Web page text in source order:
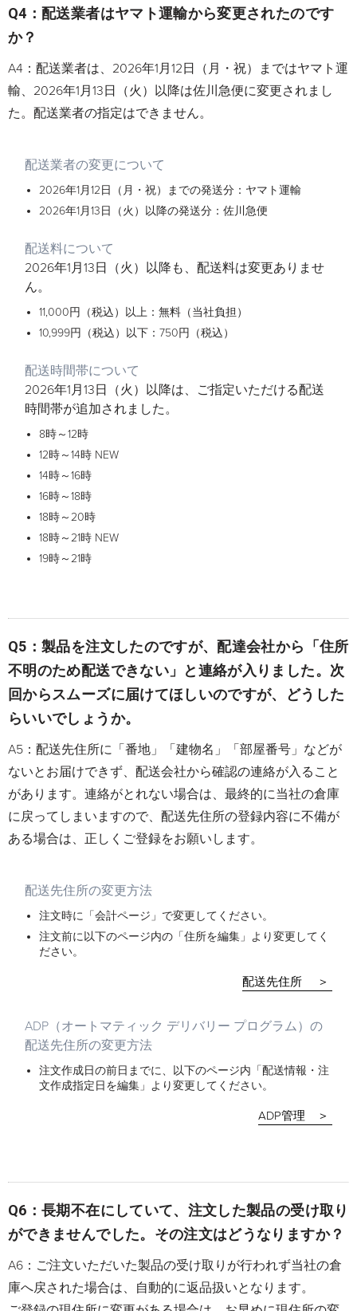
Q4：配送業者はヤマト運輸から変更されたのです
か？
A4：配送業者は、2026年1月12日（月・祝）まではヤマト運
輸、2026年1月13日（火）以降は佐川急便に変更されまし
た。配送業者の指定はできません。
配送業者の変更について
2026年1月12日（月・祝）までの発送分：ヤマト運輸
2026年1月13日（火）以降の発送分：佐川急便
配送料について
2026年1月13日（火）以降も、配送料は変更ありませ
ん。
11,000円（税込）以上：無料（当社負担）
10,999円（税込）以下：750円（税込）
配送時間帯について
2026年1月13日（火）以降は、ご指定いただける配送
時間帯が追加されました。
8時～12時
12時～14時 NEW
14時～16時
16時～18時
18時～20時
18時～21時 NEW
19時～21時
Q5：製品を注文したのですが、配達会社から「住所
不明のため配送できない」と連絡が入りました。次
回からスムーズに届けてほしいのですが、どうした
らいいでしょうか。
A5：配送先住所に「番地」「建物名」「部屋番号」などが
ないとお届けできず、配送会社から確認の連絡が入ること
があります。連絡がとれない場合は、最終的に当社の倉庫
に戻ってしまいますので、配送先住所の登録内容に不備が
ある場合は、正しくご登録をお願いします。
配送先住所の変更方法
注文時に「会計ページ」で変更してください。
注文前に以下のページ内の「住所を編集」より変更してく
ださい。
配送先住所 ＞
ADP（オートマティック デリバリー プログラム）の
配送先住所の変更方法
注文作成日の前日までに、以下のページ内「配送情報・注
文作成指定日を編集」より変更してください。
ADP管理 ＞
Q6：長期不在にしていて、注文した製品の受け取り
ができませんでした。その注文はどうなりますか？
A6：ご注文いただいた製品の受け取りが行われず当社の倉
庫へ戻された場合は、自動的に返品扱いとなります。